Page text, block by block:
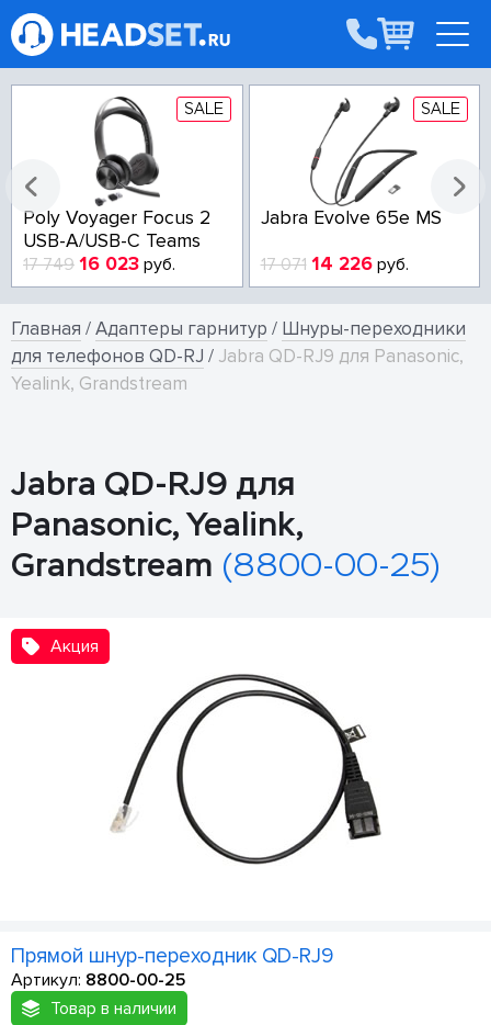
SALE
Poly Voyager Focus 2
USB-A/USB-C Teams
17 749 16 023 руб.
SALE
Jabra Evolve 65e MS
17 071 14 226руб.
Главная /Адаптеры гарнитур / Шнуры-переходники
для телефонов QD-RJ / Jabra QD-RJ9 для Panasonic,
Yealink, Grandstream
Jabra QD-RJ9 для
Panasonic, Yealink,
Grandstream (8800-00-25)
Акция
Прямой шнур-переходник QD-RJ9
Артикул: 8800-00-25
Товар в наличии